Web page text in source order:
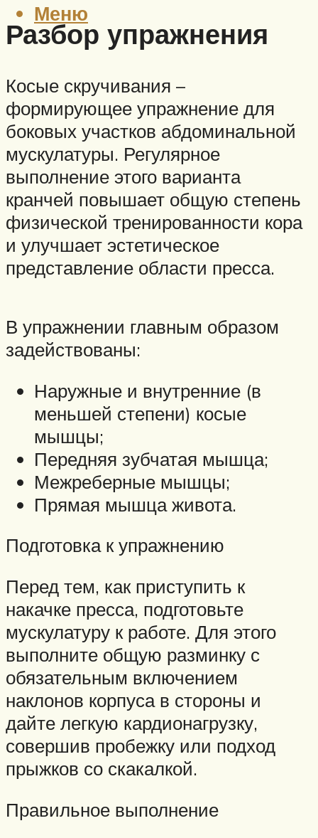
Меню
Разбор упражнения
Косые скручивания –
формирующее упражнение для
боковых участков абдоминальной
мускулатуры. Регулярное
выполнение этого варианта
кранчей повышает общую степень
физической тренированности кора
и улучшает эстетическое
представление области пресса.
В упражнении главным образом
задействованы:
Наружные и внутренние (в
меньшей степени) косые
мышцы;
Передняя зубчатая мышца;
Межреберные мышцы;
Прямая мышца живота.
Подготовка к упражнению
Перед тем, как приступить к
накачке пресса, подготовьте
мускулатуру к работе. Для этого
выполните общую разминку с
обязательным включением
наклонов корпуса в стороны и
дайте легкую кардионагрузку,
совершив пробежку или подход
прыжков со скакалкой.
Правильное выполнение